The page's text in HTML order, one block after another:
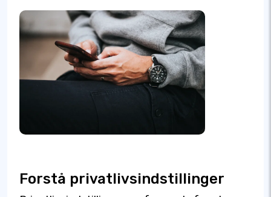
Forstå privatlivsindstillinger